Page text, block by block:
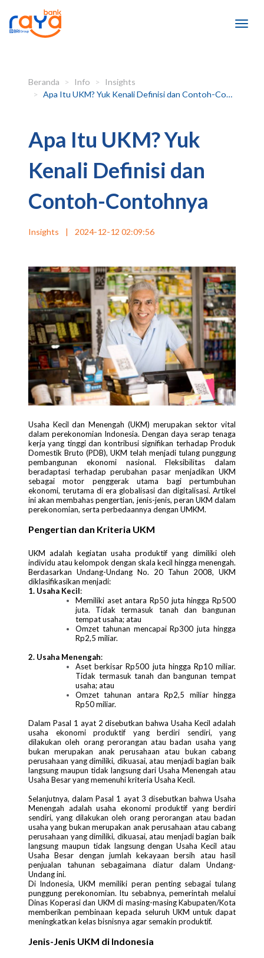
Beranda Info
Insights
Apa Itu UKM? Yuk Kenali Definisi dan Contoh-Contohnya
Apa Itu UKM? Yuk
Kenali Definisi dan
Contoh-Contohnya
Insights | 2024-12-12 02:09:56
Usaha Kecil dan Menengah (UKM) merupakan sektor vital
dalam perekonomian Indonesia. Dengan daya serap tenaga
kerja yang tinggi dan kontribusi signifikan terhadap Produk
Domestik Bruto (PDB), UKM telah menjadi tulang punggung
pembangunan ekonomi nasional. Fleksibilitas dalam
beradaptasi terhadap perubahan pasar menjadikan UKM
sebagai motor penggerak utama bagi pertumbuhan
ekonomi, terutama di era globalisasi dan digitalisasi. Artikel
ini akan membahas pengertian, jenis-jenis, peran UKM dalam
perekonomian, serta perbedaannya dengan UMKM.
Pengertian dan Kriteria UKM
UKM adalah kegiatan usaha produktif yang dimiliki oleh
individu atau kelompok dengan skala kecil hingga menengah.
Berdasarkan Undang-Undang No. 20 Tahun 2008, UKM
diklasifikasikan menjadi:
1. Usaha Kecil:
Memiliki aset antara Rp50 juta hingga Rp500
juta. Tidak termasuk tanah dan bangunan
tempat usaha; atau
Omzet tahunan mencapai Rp300 juta hingga
Rp2,5 miliar.
2. Usaha Menengah:
Aset berkisar Rp500 juta hingga Rp10 miliar.
Tidak termasuk tanah dan bangunan tempat
usaha; atau
Omzet tahunan antara Rp2,5 miliar hingga
Rp50 miliar.
Dalam Pasal 1 ayat 2 disebutkan bahwa Usaha Kecil adalah
usaha ekonomi produktif yang berdiri sendiri, yang
dilakukan oleh orang perorangan atau badan usaha yang
bukan merupakan anak perusahaan atau bukan cabang
perusahaan yang dimiliki, dikuasai, atau menjadi bagian baik
langsung maupun tidak langsung dari Usaha Menengah atau
Usaha Besar yang memenuhi kriteria Usaha Kecil.
Selanjutnya, dalam Pasal 1 ayat 3 disebutkan bahwa Usaha
Menengah adalah usaha ekonomi produktif yang berdiri
sendiri, yang dilakukan oleh orang perorangan atau badan
usaha yang bukan merupakan anak perusahaan atau cabang
perusahaan yang dimiliki, dikuasai, atau menjadi bagian baik
langsung maupun tidak langsung dengan Usaha Kecil atau
Usaha Besar dengan jumlah kekayaan bersih atau hasil
penjualan tahunan sebagaimana diatur dalam Undang-
Undang ini.
Di Indonesia, UKM memiliki peran penting sebagai tulang
punggung perekonomian. Itu sebabnya, pemerintah melalui
Dinas Koperasi dan UKM di masing-masing Kabupaten/Kota
memberikan pembinaan kepada seluruh UKM untuk dapat
meningkatkan kelas bisnisnya agar semakin produktif.
Jenis-Jenis UKM di Indonesia